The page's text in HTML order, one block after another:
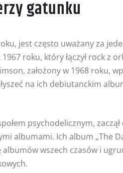
gatunku
jest często uważany za
roku, który łączył rock z
założony w 1968 roku,
na ich debiutanckim
psychodelicznym,
albumami. Ich album „The
wszech czasów i